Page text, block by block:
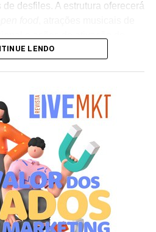
desfiles. A estrutura oferecerá
Nº1 é um projeto que faz
que nasce dolifestyle
Marcio Esher, sócio, diretor
Holding Clube e gestor do
pela agência Banco_
e a Cross Networking,
ecossistema da Holding
a assinatura “Brasil na
valorização da cultura nacional,
LENDO